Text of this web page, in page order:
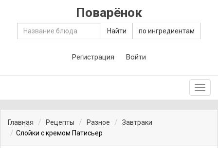
Поварёнок
Найти по ингредиентам
Регистрация Войти
Главная Рецепты Разное
Завтраки
Слойки с кремом Патисьер